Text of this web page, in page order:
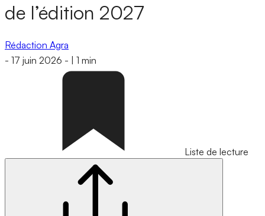
de l’édition 2027
Rédaction Agra
- 17 juin 2026 - 1 min
Liste de lecture